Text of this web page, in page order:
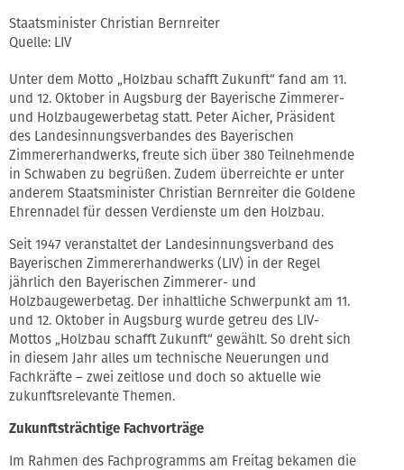
Staatsminister Christian Bernreiter
Quelle: LIV
Unter dem Motto „Holzbau schafft Zukunft“ fand am 11.
und 12. Oktober in Augsburg der Bayerische Zimmerer-
und Holzbaugewerbetag statt. Peter Aicher, Präsident
des Landesinnungsverbandes des Bayerischen
Zimmererhandwerks, freute sich über 380 Teilnehmende
in Schwaben zu begrüßen. Zudem überreichte er unter
anderem Staatsminister Christian Bernreiter die Goldene
Ehrennadel für dessen Verdienste um den Holzbau.
Seit 1947 veranstaltet der Landesinnungsverband des
Bayerischen Zimmererhandwerks (LIV) in der Regel
jährlich den Bayerischen Zimmerer- und
Holzbaugewerbetag. Der inhaltliche Schwerpunkt am 11.
und 12. Oktober in Augsburg wurde getreu des LIV-
Mottos „Holzbau schafft Zukunft“ gewählt. So dreht sich
in diesem Jahr alles um technische Neuerungen und
Fachkräfte – zwei zeitlose und doch so aktuelle wie
zukunftsrelevante Themen.
Zukunftsträchtige Fachvorträge
Im Rahmen des Fachprogramms am Freitag bekamen die